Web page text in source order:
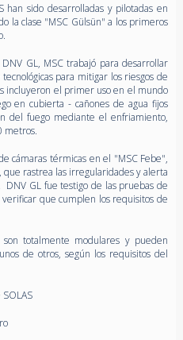
han sido desarrolladas y pilotadas en
la clase "MSC Gülsün" a los primeros
GL, MSC trabajó para desarrollar
para mitigar los riesgos de
incluyeron el primer uso en el mundo
en cubierta - cañones de agua fijos
del fuego mediante el enfriamiento,
metros.
cámaras térmicas en el "MSC Febe",
que rastrea las irregularidades y alerta
GL fue testigo de las pruebas de
que cumplen los requisitos de
totalmente modulares y pueden
de otros, según los requisitos del